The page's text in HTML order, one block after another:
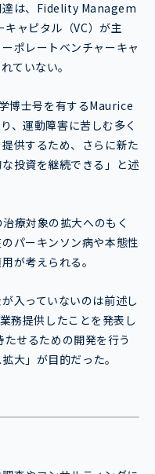
達は、Fidelity Managem
ャピタル（VC）が主
ポレートベンチャーキャ
ていない。
博士号を有するMaurice
、運動障害に苦しむ多く
供するため、さらに新た
投資を継続できる」と述
療対象の拡大へのもく
パーキンソン病や本態性
が考えられる。
入っていないのは前述し
務提供したことを発表し
せるための開発を行う
大」が目的だった。